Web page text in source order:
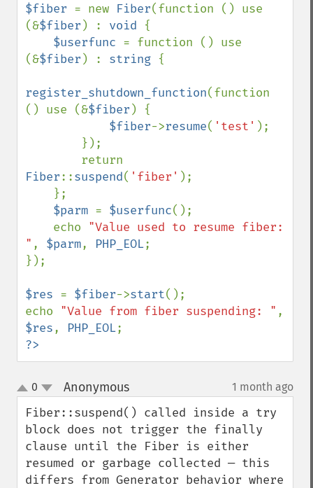
$fiber = new Fiber(function () use
(&$fiber ) : void {
$userfunc = function () use
(&$fiber ) : string {
register_shutdown_function(function
() use (&$fiber ) {
$fiber->resume( 'test' );
Fiber::suspend( 'fiber' );
$parm = $userfunc();
    echo
"Value used to resume fiber:
" , $parm, PHP_EOL;
});
$res = $fiber->start();
echo "Value from fiber suspending: "
$res, PHP_EOL
?>
up
down
0 Anonymous¶ 1 month ago
Fiber::suspend() called inside a try
block does not trigger the finally
clause until the Fiber is either
resumed or garbage collected — this
differs from Generator behavior where